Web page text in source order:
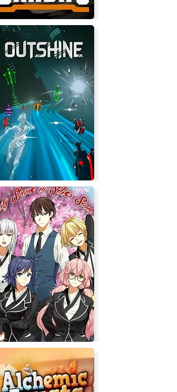
Bandits
Outshine